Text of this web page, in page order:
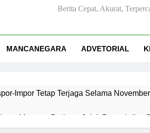
Berita Cepat, Akurat,
MANCANEGARA ADVETORIAL
Impor Tetap Terjaga Selama
Merawat Budaya: Jejak Pengabdian